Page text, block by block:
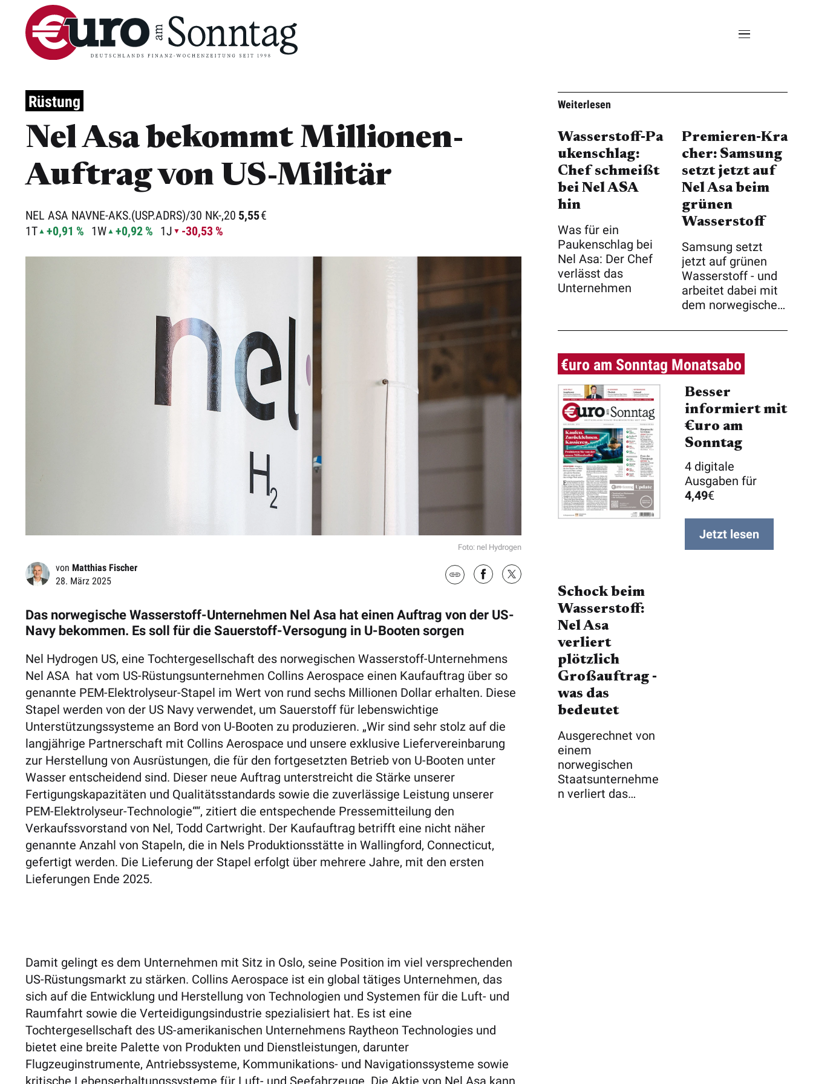
Rüstung
Nel Asa bekommt Millionen-
Auftrag von US-Militär
NEL ASA NAVNE-AKS.(USP.ADRS)/30 NK-,20 5,55€
1T
+0,91 % 1W +0,92 % 1J -30,53 %
Foto: nel Hydrogen
von Matthias Fischer
28. März 2025
Das norwegische Wasserstoff-Unternehmen Nel Asa hat einen Auftrag von der US-
Navy bekommen. Es soll für die Sauerstoff-Versogung in U-Booten sorgen
Nel Hydrogen US, eine Tochtergesellschaft des norwegischen Wasserstoff-Unternehmens
Nel ASA hat vom US-Rüstungsunternehmen Collins Aerospace einen Kaufauftrag über so
genannte PEM-Elektrolyseur-Stapel im Wert von rund sechs Millionen Dollar erhalten. Diese
Stapel werden von der US Navy verwendet, um Sauerstoff für lebenswichtige
Unterstützungssysteme an Bord von U-Booten zu produzieren. „Wir sind sehr stolz auf die
langjährige Partnerschaft mit Collins Aerospace und unsere exklusive Liefervereinbarung
zur Herstellung von Ausrüstungen, die für den fortgesetzten Betrieb von U-Booten unter
Wasser entscheidend sind. Dieser neue Auftrag unterstreicht die Stärke unserer
Fertigungskapazitäten und Qualitätsstandards sowie die zuverlässige Leistung unserer
PEM-Elektrolyseur-Technologie““, zitiert die entspechende Pressemitteilung den
Verkaufssvorstand von Nel, Todd Cartwright. Der Kaufauftrag betrifft eine nicht näher
genannte Anzahl von Stapeln, die in Nels Produktionsstätte in Wallingford, Connecticut,
gefertigt werden. Die Lieferung der Stapel erfolgt über mehrere Jahre, mit den ersten
Lieferungen Ende 2025.
Damit gelingt es dem Unternehmen mit Sitz in Oslo, seine Position im viel versprechenden
US-Rüstungsmarkt zu stärken. Collins Aerospace ist ein global tätiges Unternehmen, das
sich auf die Entwicklung und Herstellung von Technologien und Systemen für die Luft- und
Raumfahrt sowie die Verteidigungsindustrie spezialisiert hat. Es ist eine
Tochtergesellschaft des US-amerikanischen Unternehmens Raytheon Technologies und
bietet eine breite Palette von Produkten und Dienstleistungen, darunter
Flugzeuginstrumente, Antriebssysteme, Kommunikations- und Navigationssysteme sowie
Weiterlesen
Wasserstoff‑Pa
ukenschlag:
Chef schmeißt
bei Nel ASA
hin
Was für ein
Paukenschlag bei
Nel Asa: Der Chef
verlässt das
Unternehmen
Premieren‑Kra
cher: Samsung
setzt jetzt auf
Nel Asa beim
grünen
Wasserstoff
Samsung setzt
jetzt auf grünen
Wasserstoff - und
arbeitet dabei mit
dem norwegischen
€uro am Sonntag Monatsabo
Besser
informiert mit
€uro am
Sonntag
4 digitale
Ausgaben für
4,49€
Jetzt lesen
Schock beim
Wasserstoff:
Nel Asa
verliert
plötzlich
Großauftrag ‑
was das
bedeutet
Ausgerechnet von
einem
norwegischen
Staatsunternehme
n verliert das